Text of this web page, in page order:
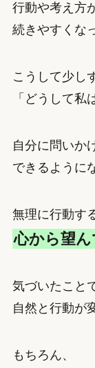
行動や考え方
続きやすくな
こうして少し
「どうして私
自分に問いか
できるように
無理に行動す
心から望
気づいたこと
自然と行動が
もちろん、